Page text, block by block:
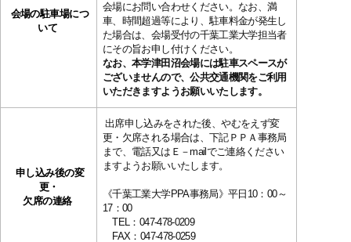
会場の駐車場につ
いて
会場にお問い合わせください。なお、満
車、時間超過等により、駐車料金が発生し
た場合は、会場受付の千葉工業大学担当者
にその旨お申し付けください。
なお、本学津田沼会場には駐車スペースが
ございませんので、公共交通機関をご利用
いただきますようお願いいたします。
申し込み後の変
更・
欠席の連絡
出席申し込みをされた後、やむをえず変
更・欠席される場合は、下記ＰＰＡ事務局
まで、電話又はＥ－mailでご連絡ください
ますようお願いいたします。
《千葉工業大学PPA事務局》平日10：00～
17：00
TEL：047-478-0209
FAX：047-478-0259